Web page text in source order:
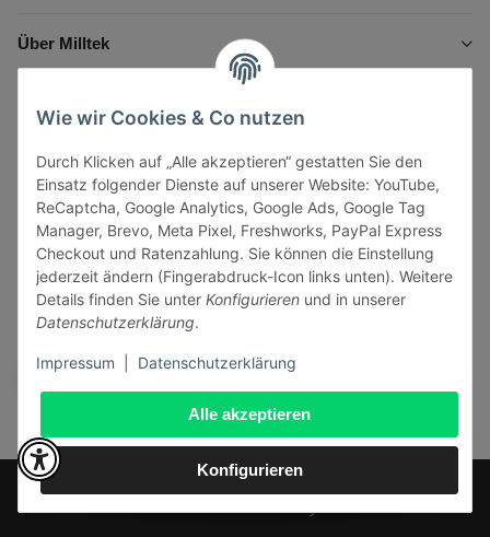
Alle akzeptieren
Konfigurieren
Wie wir Cookies & Co nutzen
Durch Klicken auf „Alle akzeptieren“ gestatten Sie den
Einsatz folgender Dienste auf unserer Website: YouTube,
ReCaptcha, Google Analytics, Google Ads, Google Tag
Manager, Brevo, Meta Pixel, Freshworks, PayPal Express
Checkout und Ratenzahlung. Sie können die Einstellung
jederzeit ändern (Fingerabdruck-Icon links unten). Weitere
Details finden Sie unter Konfigurieren und in unserer
Datenschutzerklärung.
Impressum Datenschutzerklärung
Über Milltek
Gesetzliche Informationen
Vertrag widerrufen
Sicher bezahlen via: